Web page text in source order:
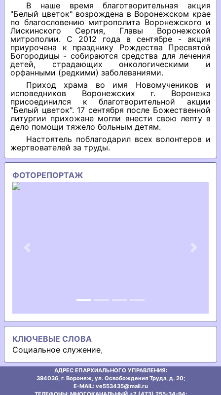
В наше время благотворительная акция
"Белый цветок" возрождена в Воронежском крае
по благословению митрополита Воронежского и
Лискинского Сергия, Главы Воронежской
митрополии. С 2012 года в сентябре - акция
приурочена к празднику Рождества Пресвятой
Богородицы - собираются средства для лечения
детей, страдающих онкологическими и
орфанными (редкими) заболеваниями.
Приход храма во имя Новомучеников и
исповедников Воронежских г. Воронежа
присоединился к благотворительной акции
"Белый цветок". 17 сентября после Божественной
литургии прихожане могли внести свою лепту в
дело помощи тяжело больным детям.
Настоятель поблагодарил всех волонтеров и
жертвователей за труды.
ФОТОРЕПОРТАЖ
Previous Next
КЛЮЧЕВЫЕ СЛОВА
Социальное служение,
АДРЕС ЕПАРХИАЛЬНОГО УПРАВЛЕНИЯ:
394036, г. Воронеж, ул. Освобождения Труда, д. 20;
E-MAIL: ve553435@mаil.ru